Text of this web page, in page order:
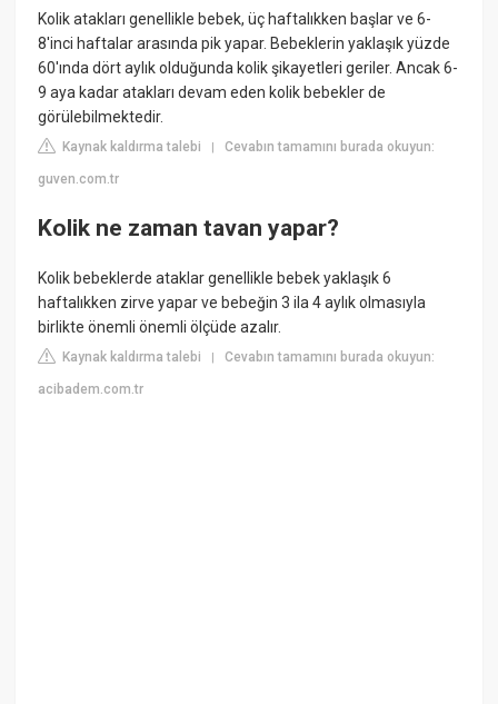
Kolik atakları genellikle bebek, üç haftalıkken başlar ve 6-
8'inci haftalar arasında pik yapar. Bebeklerin yaklaşık yüzde
60'ında dört aylık olduğunda kolik şikayetleri geriler. Ancak 6-
9 aya kadar atakları devam eden kolik bebekler de
görülebilmektedir.
Kaynak kaldırma talebi |Cevabın tamamını burada okuyun:
guven.com.tr
Kolik ne zaman tavan yapar?
Kolik bebeklerde ataklar genellikle bebek yaklaşık 6
haftalıkken zirve yapar ve bebeğin 3 ila 4 aylık olmasıyla
birlikte önemli önemli ölçüde azalır.
Kaynak kaldırma talebi |Cevabın tamamını burada okuyun:
acibadem.com.tr